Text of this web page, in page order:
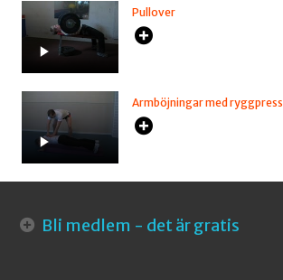
Pullover
Armböjningar med ryggpress
Bli medlem - det är gratis